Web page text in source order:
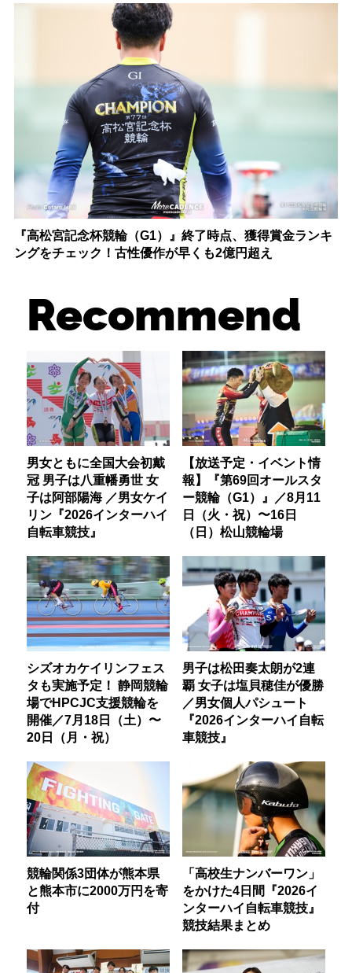
『高松宮記念杯競輪（G1）』終了時点、獲得賞金ランキ
ングをチェック！古性優作が早くも2億円超え
Recommend
男女ともに全国大会初戴
冠 男子は八重幡勇世 女
子は阿部陽海 ／男女ケイ
リン『2026インターハイ
自転車競技』
【放送予定・イベント情
報】『第69回オールスタ
ー競輪（G1）』／8月11
日（火・祝）〜16日
（日）松山競輪場
シズオカケイリンフェス
タも実施予定！ 静岡競輪
場でHPCJC支援競輪を
開催／7月18日（土）〜
20日（月・祝）
男子は松田奏太朗が2連
覇 女子は塩貝穂佳が優勝
／男女個人パシュート
『2026インターハイ自転
車競技』
競輪関係3団体が熊本県
と熊本市に2000万円を寄
付
「高校生ナンバーワン」
をかけた4日間『2026イ
ンターハイ自転車競技』
競技結果まとめ